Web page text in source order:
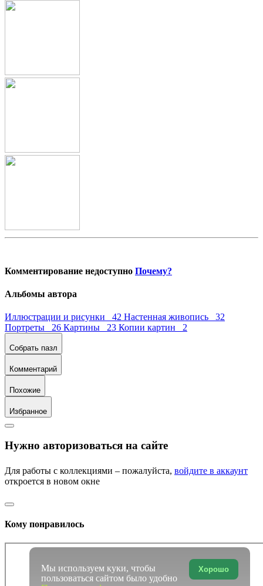
Комментирование недоступно Почему?
Альбомы автора
Иллюстрации и рисунки 42 Настенная живопись 32
Портреты 26 Картины 23 Копии картин 2
Собрать пазл
Комментарий
Похожие
Избранное
Нужно авторизоваться на сайте
Для работы с коллекциями – пожалуйста, войдите в аккаунт
откроется в новом окне
Кому понравилось
Хорошо
Мы используем куки, чтобы
пользоваться сайтом было удобно